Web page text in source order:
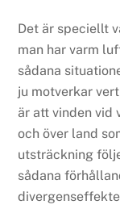
Det är speciellt
man har varm
sådana
ju motverkar
är att vinden vid
och över land
utsträckning
sådana